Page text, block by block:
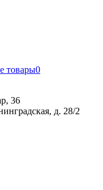
товары0
36
д. 28/2